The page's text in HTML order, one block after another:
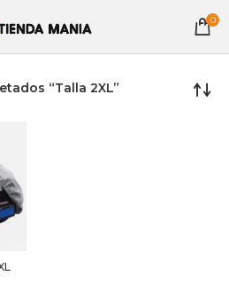
0
“Talla 2XL”